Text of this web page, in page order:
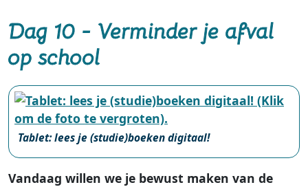
Dag 10 - Verminder je afval
op school
Tablet: lees je (studie)boeken digitaal!
Vandaag willen we je bewust maken van de